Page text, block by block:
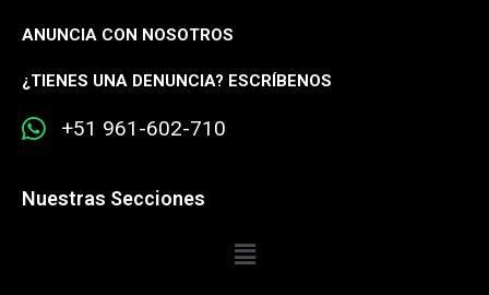
ANUNCIA CON NOSOTROS
¿TIENES UNA DENUNCIA? ESCRÍBENOS
+51 961-602-710
Nuestras Secciones